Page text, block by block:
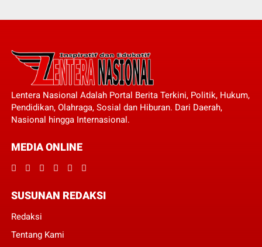
Lentera Nasional Adalah Portal Berita Terkini, Politik, Hukum,
Pendidikan, Olahraga, Sosial dan Hiburan. Dari Daerah,
Nasional hingga Internasional.
MEDIA ONLINE
SUSUNAN REDAKSI
Redaksi
Tentang Kami